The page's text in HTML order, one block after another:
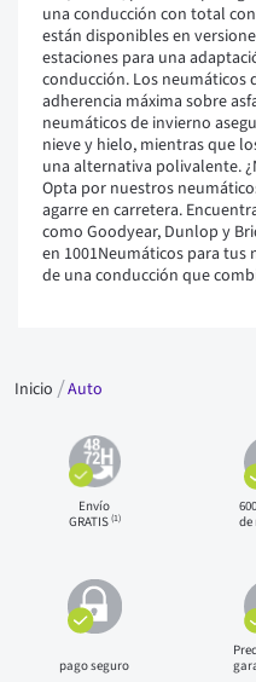
una conducción con total
están disponibles en
estaciones para una
conducción. Los neumáticos
adherencia máxima sobre
neumáticos de invierno
nieve y hielo, mientras que
una alternativa polivalente.
Opta por nuestros
agarre en carretera.
como Goodyear, Dunlop y
en 1001Neumáticos para tus
de una conducción que
Inicio Auto
Envío
GRATIS(1)
de
pago seguro